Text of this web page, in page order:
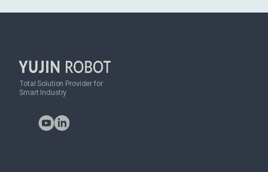
Total Solution Provider for
Smart Industry